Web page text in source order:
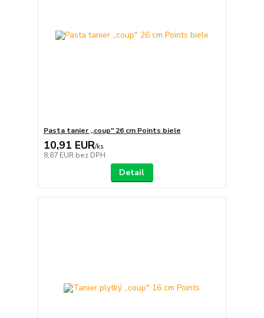
Pasta tanier ,,coup" 26 cm Points biele
10,91 EUR/ks
8,87 EUR bez DPH
Detail